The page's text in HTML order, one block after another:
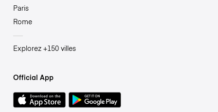
Paris
Rome
Explorez +150 villes
Official App